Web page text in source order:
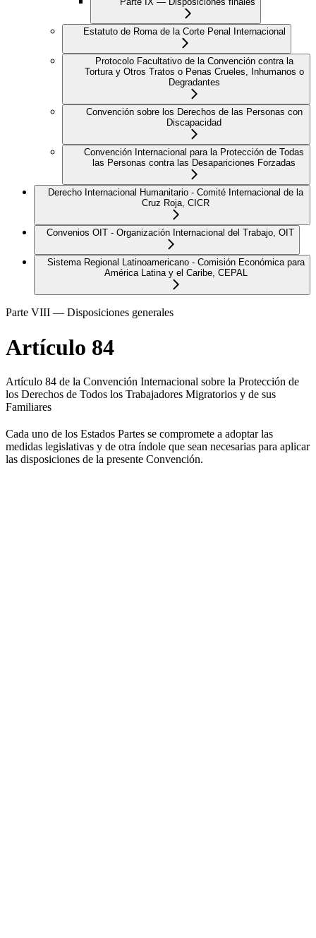
Estatuto de Roma de la Corte Penal Internacional
Protocolo Facultativo de la Convención contra la
Tortura y Otros Tratos o Penas Crueles, Inhumanos o
Degradantes
Convención sobre los Derechos de las Personas con
Discapacidad
Convención Internacional para la Protección de Todas
las Personas contra las Desapariciones Forzadas
Derecho Internacional Humanitario - Comité Internacional de la
Cruz Roja, CICR
Convenios OIT - Organización Internacional del Trabajo, OIT
Sistema Regional Latinoamericano - Comisión Económica para
América Latina y el Caribe, CEPAL
Parte VIII — Disposiciones generales
Artículo 84
Artículo 84 de la Convención Internacional sobre la Protección de
los Derechos de Todos los Trabajadores Migratorios y de sus
Familiares
Cada uno de los Estados Partes se compromete a adoptar las
medidas legislativas y de otra índole que sean necesarias para aplicar
las disposiciones de la presente Convención.